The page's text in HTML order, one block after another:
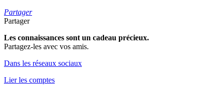
Partager
Partager
Les connaissances sont un cadeau précieux.
Partagez-les avec vos amis.
Dans les réseaux sociaux
Lier les comptes